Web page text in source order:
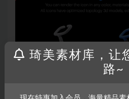
琦美素材库，让
路~